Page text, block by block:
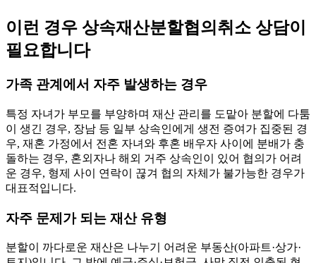
이런 경우 상속재산분할협의취소 상담이
필요합니다
가족 관계에서 자주 발생하는 경우
특정 자녀가 부모를 부양하며 재산 관리를 도맡아 분할에 다툼
이 생긴 경우, 장남 등 일부 상속인에게 생전 증여가 집중된 경
우, 재혼 가정에서 전혼 자녀와 후혼 배우자 사이에 분배가 충
돌하는 경우, 혼외자나 해외 거주 상속인이 있어 협의가 어려
운 경우, 형제 사이 연락이 끊겨 협의 자체가 불가능한 경우가
대표적입니다.
자주 문제가 되는 재산 유형
분할이 까다로운 재산은 나누기 어려운 부동산(아파트·상가·